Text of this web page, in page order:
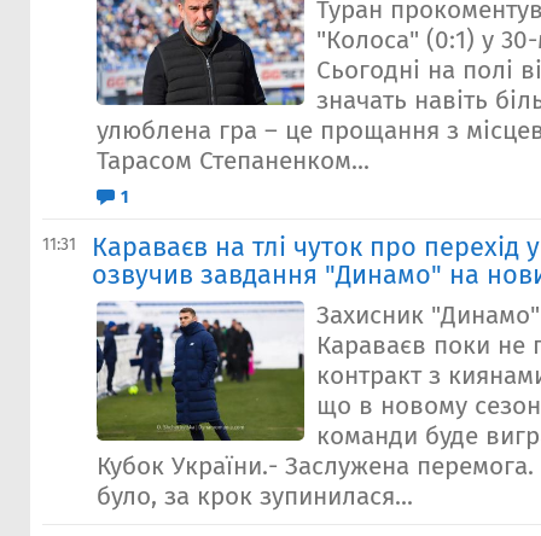
Туран
"Колоса" (0:1) у
Сьогодні на полі
значать навіть
улюблена гра – це прощання з
Тарасом Степаненком...
1
11:31
Караваєв на тлі чуток про перехід
озвучив завдання "Динамо" на
Захисник
Караваєв поки не
контракт з
що в новому
команди буде
Кубок України.- Заслужена
було, за крок зупинилася...